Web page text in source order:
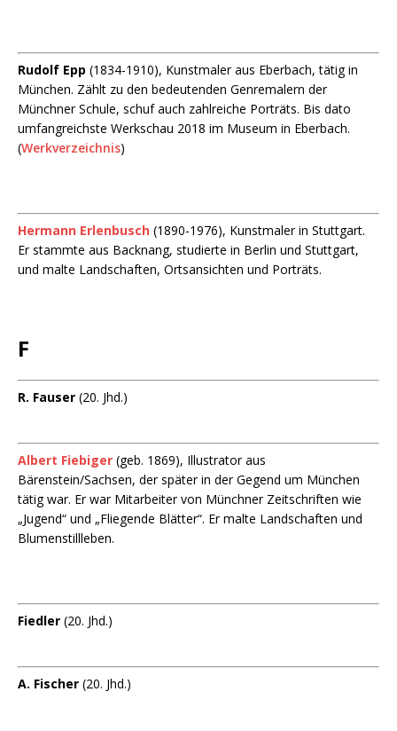
Rudolf Epp (1834-1910), Kunstmaler aus Eberbach, tätig in
München. Zählt zu den bedeutenden Genremalern der
Münchner Schule, schuf auch zahlreiche Porträts. Bis dato
umfangreichste Werkschau 2018 im Museum in Eberbach.
(Werkverzeichnis)
Hermann Erlenbusch (1890-1976), Kunstmaler in Stuttgart.
Er stammte aus Backnang, studierte in Berlin und Stuttgart,
und malte Landschaften, Ortsansichten und Porträts.
F
R. Fauser (20. Jhd.)
Albert Fiebiger (geb. 1869), Illustrator aus
Bärenstein/Sachsen, der später in der Gegend um München
tätig war. Er war Mitarbeiter von Münchner Zeitschriften wie
„Jugend“ und „Fliegende Blätter“. Er malte Landschaften und
Blumenstillleben.
Fiedler (20. Jhd.)
A. Fischer (20. Jhd.)